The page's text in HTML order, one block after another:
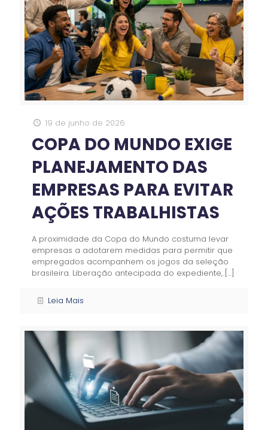
19 de junho de 2026
COPA DO MUNDO EXIGE
PLANEJAMENTO DAS
EMPRESAS PARA EVITAR
AÇÕES TRABALHISTAS
A proximidade da Copa do Mundo costuma levar
empresas a adotarem medidas para permitir que
empregados acompanhem os jogos da seleção
brasileira. Liberação antecipada do expediente, […]
Leia Mais